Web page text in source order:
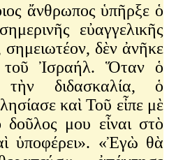
ἄνθρωπος ὑπῆρξε ὁ
εὐαγγελικῆς
σημειωτέον, δὲν ἀνῆκε
τοῦ Ἰσραήλ. Ὅταν ὁ
τὴν διδασκαλία, ὁ
καὶ Τοῦ εἶπε μὲ
δοῦλος μου εἶναι στὸ
ὑποφέρει». «Ἐγὼ θὰ